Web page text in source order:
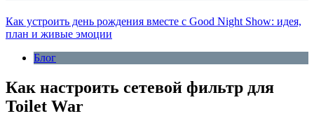
Как устроить день рождения вместе с Good Night Show: идея,
план и живые эмоции
Блог
Как настроить сетевой фильтр для
Toilet War